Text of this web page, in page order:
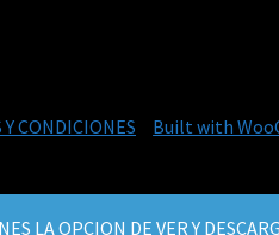
LA OPCION DE VER Y
CONDICIONES
Built with